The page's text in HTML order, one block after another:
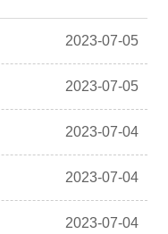
2023-07-05
2023-07-05
2023-07-04
2023-07-04
2023-07-04